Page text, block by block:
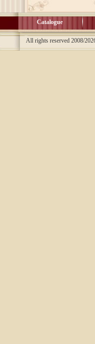
Catalogue
All rights reserved 2008/